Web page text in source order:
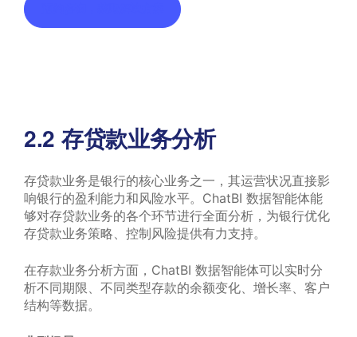
2.2 存贷款业务分析
存贷款业务是银行的核心业务之一，其运营状况直接影
响银行的盈利能力和风险水平。ChatBI 数据智能体能
够对存贷款业务的各个环节进行全面分析，为银行优化
存贷款业务策略、控制风险提供有力支持。
在存款业务分析方面，ChatBI 数据智能体可以实时分
析不同期限、不同类型存款的余额变化、增长率、客户
结构等数据。